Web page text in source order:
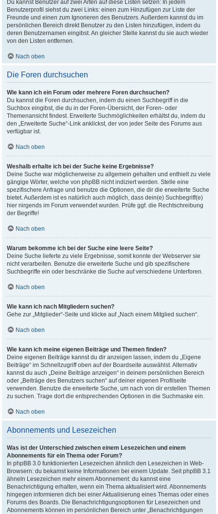
Du kannst Benutzer auf zwei Arten auf diese Listen setzen: In jedem
Benutzerprofil siehst du zwei Links: einen zum Hinzufügen zur Liste der
Freunde und einen zum Ignorieren des Benutzers. Außerdem kannst du im
persönlichen Bereich direkt Benutzer zu den Listen hinzufügen, indem du
deren Benutzernamen eingibst. An gleicher Stelle kannst du sie auch wieder
von den Listen entfernen.
Nach oben
Die Foren durchsuchen
Wie kann ich ein Forum oder mehrere Foren durchsuchen?
Du kannst die Foren durchsuchen, indem du einen Suchbegriff in die
Suchbox eingibst, die du in der Foren-Übersicht, der Foren- oder
Themenansicht findest. Erweiterte Suchmöglichkeiten erhältst du, indem du
den „Erweiterte Suche“-Link anklickst, der von jeder Seite des Forums aus
verfügbar ist.
Nach oben
Weshalb erhalte ich bei der Suche keine Ergebnisse?
Deine Suche war möglicherweise zu allgemein gehalten und enthielt zu viele
gängige Wörter, welche von phpBB nicht indiziert werden. Stelle eine
spezifischere Anfrage und benutze die Optionen, die dir die erweiterte Suche
bietet. Außerdem ist es natürlich auch möglich, dass dein(e) Suchbegriff(e)
hier nirgends im Forum verwendet wurden. Prüfe ggf. die Rechtschreibung
der Begriffe!
Nach oben
Warum bekomme ich bei der Suche eine leere Seite?
Deine Suche lieferte zu viele Ergebnisse, somit konnte der Webserver sie
nicht verarbeiten. Benutze die erweiterte Suche und gib spezifischere
Suchbegriffe ein oder beschränke die Suche auf verschiedene Unterforen.
Nach oben
Wie kann ich nach Mitgliedern suchen?
Gehe zur „Mitglieder“-Seite und klicke auf „Nach einem Mitglied suchen“.
Nach oben
Wie kann ich meine eigenen Beiträge und Themen finden?
Deine eigenen Beiträge kannst du dir anzeigen lassen, indem du „Eigene
Beiträge“ im Schnellzugriff oben auf der Boardseite auswählst. Alternativ
kannst du auch „Deine Beiträge anzeigen“ in deinem persönlichen Bereich
oder „Beiträge des Benutzers suchen“ auf deiner eigenen Profilseite
verwenden. Benutze die erweiterte Suche, um nach von dir erstellen Themen
zu suchen. Trage dort die entsprechenden Optionen in die Suchmaske ein.
Nach oben
Abonnements und Lesezeichen
Was ist der Unterschied zwischen einem Lesezeichen und einem
Abonnements für ein Thema oder Forum?
In phpBB 3.0 funktionierten Lesezeichen ähnlich den Lesezeichen in Web-
Browsern: du bekamst keine Informationen bei einem Update. Seit phpBB 3.1
ähneln Lesezeichen mehr einem Abonnement: du kannst eine
Benachrichtigung erhalten, wenn ein Thema aktualisiert wird. Abonnements
hingegen informieren dich bei einer Aktualisierung eines Themas oder eines
Forums des Boards. Die Benachrichtigungsoptionen für Lesezeichen und
Abonnements können im persönlichen Bereich unter „Benachrichtigungen